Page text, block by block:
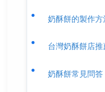
奶酥餅的製作方
台灣奶酥餅店推
奶酥餅常見問答